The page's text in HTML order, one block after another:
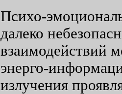
Психо-
далеко
взаимодействий
энерго-
излучения